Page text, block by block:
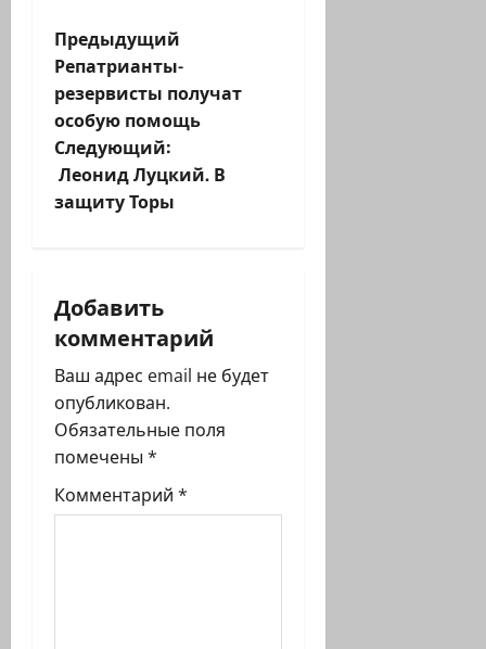
Н
а
в
и
ц
и
я
з
а
Предыдущий
Репатрианты-
резервисты получат
особую помощь
Следующий:
Леонид Луцкий. В
защиту Торы
Добавить
комментарий
Ваш адрес email не будет
опубликован.
Обязательные поля
помечены *
Комментарий *